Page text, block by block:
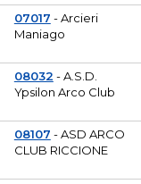
07017 - Arcieri
Maniago
08032 - A.S.D.
Ypsilon Arco Club
08107 - ASD ARCO
CLUB RICCIONE